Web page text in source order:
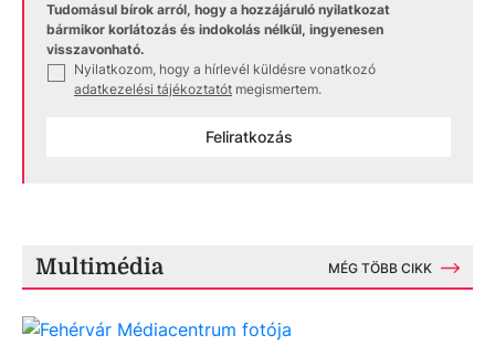
Tudomásul bírok arról, hogy a hozzájáruló nyilatkozat
bármikor korlátozás és indokolás nélkül, ingyenesen
visszavonható.
Nyilatkozom, hogy a hírlevél küldésre vonatkozó
adatkezelési tájékoztatót megismertem.
Feliratkozás
Multimédia MÉG TÖBB CIKK